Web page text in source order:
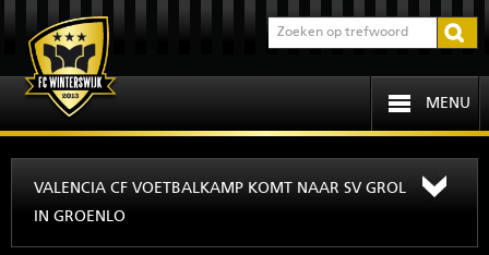
MENU
VALENCIA CF VOETBALKAMP KOMT NAAR SV GROL
IN GROENLO